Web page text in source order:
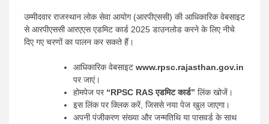
उम्मीदवार राजस्थान लोक सेवा आयोग (आरपीएससी) की आधिकारिक वेबसाइट
से आरपीएससी आरएएस एडमिट कार्ड 2025 डाउनलोड करने के लिए नीचे
दिए गए चरणों का पालन कर सकते हैं।
आधिकारिक वेबसाइट www.rpsc.rajasthan.gov.in
पर जाएं।
होमपेज पर “RPSC RAS ​​एडमिट कार्ड” लिंक खोजें।
इस लिंक पर क्लिक करें, जिससे नया पेज खुल जाएगा।
अपनी पंजीकरण संख्या और जन्मतिथि या पासवर्ड के साथ